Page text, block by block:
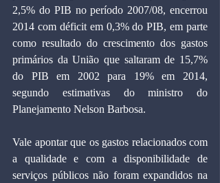
2,5% do PIB no período 2007/08, encerrou
2014 com déficit em 0,3% do PIB, em parte
como resultado do crescimento dos gastos
primários da União que saltaram de 15,7%
do PIB em 2002 para 19% em 2014,
segundo estimativas do ministro do
Planejamento Nelson Barbosa.
Vale apontar que os gastos relacionados com
a qualidade e com a disponibilidade de
serviços públicos não foram expandidos na